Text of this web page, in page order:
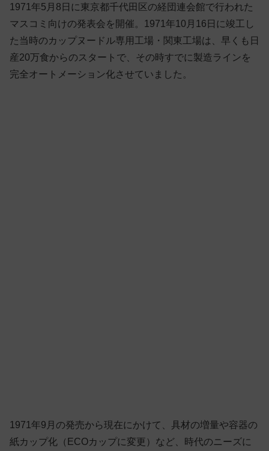
1971年5月8日に東京都千代田区の経団連会館で行われた
マスコミ向けの発表会を開催。1971年10月16日に竣工し
た当時のカップヌードル専用工場・関東工場は、早くも日
産20万食からのスタートで、その時すでに製造ラインを
完全オートメーション化させていました。
1971年9月の発売から現在にかけて、具材の増量や容器の
紙カップ化（ECOカップに変更）など、時代のニーズに